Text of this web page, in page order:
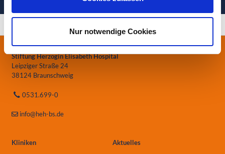
Nur notwendige Cookies
Stiftung Herzogin Elisabeth Hospital
Leipziger Straße 24
38124 Braunschweig
0531.699-0
info@heh-bs.de
Kliniken Aktuelles